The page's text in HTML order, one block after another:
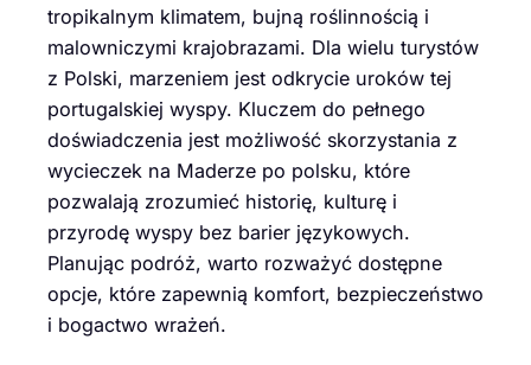
tropikalnym klimatem, bujną roślinnością i
malowniczymi krajobrazami. Dla wielu turystów
z Polski, marzeniem jest odkrycie uroków tej
portugalskiej wyspy. Kluczem do pełnego
doświadczenia jest możliwość skorzystania z
wycieczek na Maderze po polsku, które
pozwalają zrozumieć historię, kulturę i
przyrodę wyspy bez barier językowych.
Planując podróż, warto rozważyć dostępne
opcje, które zapewnią komfort, bezpieczeństwo
i bogactwo wrażeń.